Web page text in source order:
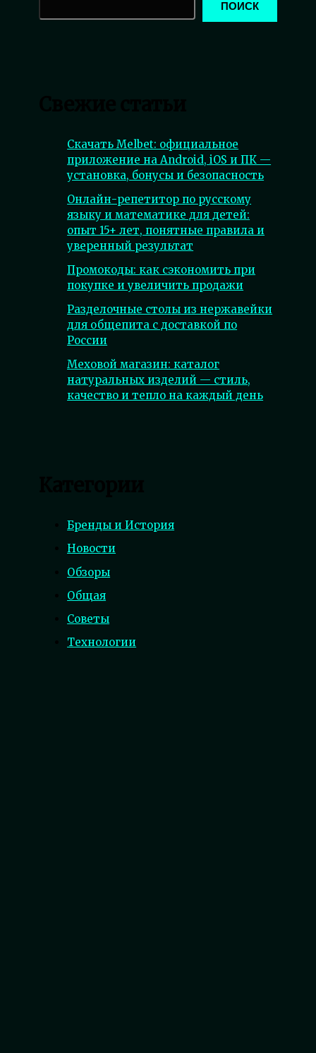
ПОИСК
Скачать Melbet: официальное
приложение на Android, iOS и ПК —
установка, бонусы и безопасность
Онлайн-репетитор по русскому
языку и математике для детей:
опыт 15+ лет, понятные правила и
уверенный результат
Промокоды: как сэкономить при
покупке и увеличить продажи
Разделочные столы из нержавейки
для общепита с доставкой по
России
Меховой магазин: каталог
натуральных изделий — стиль,
качество и тепло на каждый день
Бренды и История
Новости
Обзоры
Общая
Советы
Технологии